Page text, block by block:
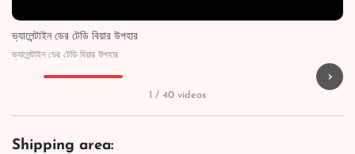
ভ্যালেন্টাইন ডের টেডি বিয়ার উপহার
ভ্যালেন্টাইন ডের টেডি বিয়ার উপহার
▶ ›
1 / 40 videos
Shipping area: